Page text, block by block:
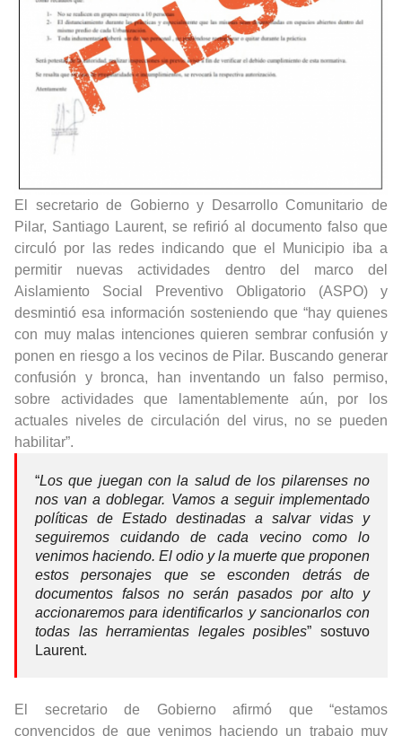
El secretario de Gobierno y Desarrollo Comunitario de
Pilar, Santiago Laurent, se refirió al documento falso que
circuló por las redes indicando que el Municipio iba a
permitir nuevas actividades dentro del marco del
Aislamiento Social Preventivo Obligatorio (ASPO) y
desmintió esa información sosteniendo que “hay quienes
con muy malas intenciones quieren sembrar confusión y
ponen en riesgo a los vecinos de Pilar. Buscando generar
confusión y bronca, han inventando un falso permiso,
sobre actividades que lamentablemente aún, por los
actuales niveles de circulación del virus, no se pueden
habilitar”.
“Los que juegan con la salud de los pilarenses no
nos van a doblegar. Vamos a seguir implementado
políticas de Estado destinadas a salvar vidas y
seguiremos cuidando de cada vecino como lo
venimos haciendo. El odio y la muerte que proponen
estos personajes que se esconden detrás de
documentos falsos no serán pasados por alto y
accionaremos para identificarlos y sancionarlos con
todas las herramientas legales posibles” sostuvo
Laurent.
El secretario de Gobierno afirmó que “estamos
convencidos de que venimos haciendo un trabajo muy